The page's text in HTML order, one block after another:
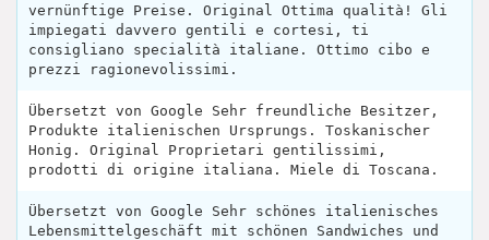
vernünftige Preise. Original Ottima qualità! Gli
impiegati davvero gentili e cortesi, ti
consigliano specialità italiane. Ottimo cibo e
prezzi ragionevolissimi.
Übersetzt von Google Sehr freundliche Besitzer,
Produkte italienischen Ursprungs. Toskanischer
Honig. Original Proprietari gentilissimi,
prodotti di origine italiana. Miele di Toscana.
Übersetzt von Google Sehr schönes italienisches
Lebensmittelgeschäft mit schönen Sandwiches und